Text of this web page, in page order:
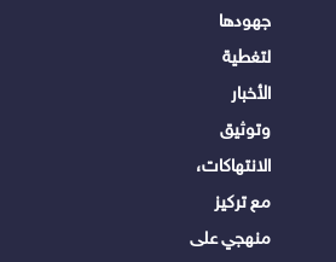
جهودها
لتغطية
الأخبار
وتوثيق
الانتهاكات،
مع تركيز
منهجي على